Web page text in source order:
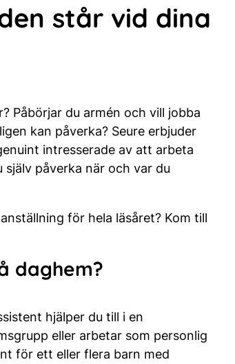
står vid dina
Påbörjar du armén och vill jobba
kan påverka? Seure erbjuder
intresserade av att arbeta
påverka när och var du
för hela läsåret? Kom till
daghem?
hjälper du till i en
eller arbetar som personlig
för ett eller flera barn med